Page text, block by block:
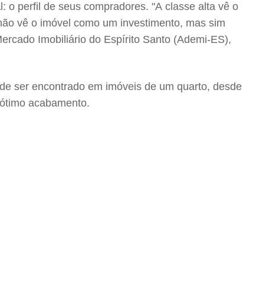
o perfil de seus compradores. "A classe alta vê o
vê o imóvel como um investimento, mas sim
Imobiliário do Espírito Santo (Ademi-ES),
ser encontrado em imóveis de um quarto, desde
acabamento.